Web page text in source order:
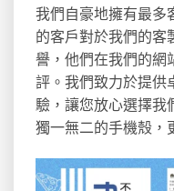
我們自豪地擁有最多
的客戶對於我們的客
譽，他們在我們的網
評。我們致力於提供
驗，讓您放心選擇我
獨一無二的手機殼，